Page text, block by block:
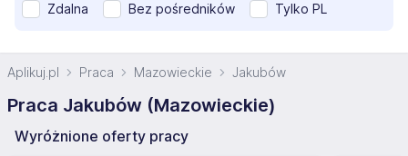
Zdalna Bez pośredników Tylko PL
Aplikuj.pl Praca Mazowieckie Jakubów
Praca Jakubów (Mazowieckie)
Wyróżnione oferty pracy